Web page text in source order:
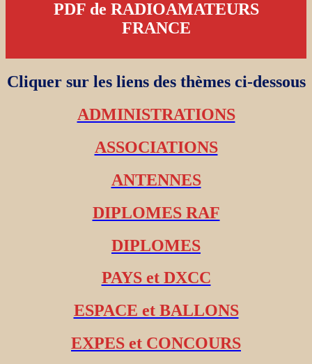
PDF de RADIOAMATEURS
FRANCE
Cliquer sur les liens des thèmes ci-dessous
ADMINISTRATIONS
ASSOCIATIONS
ANTENNES
DIPLOMES RAF
DIPLOMES
PAYS et DXCC
ESPACE et BALLONS
EXPES et CONCOURS